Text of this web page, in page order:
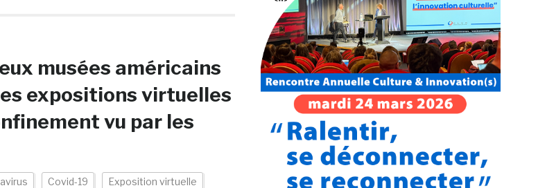
musées américains
expositions virtuelles
vu par les
Covid-19 Exposition virtuelle